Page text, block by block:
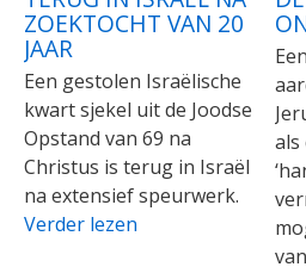
ZOEKTOCHT VAN 20
JAAR
Een gestolen Israëlische
kwart sjekel uit de Joodse
Opstand van 69 na
Christus is terug in Israël
na extensief speurwerk.
Verder lezen
als